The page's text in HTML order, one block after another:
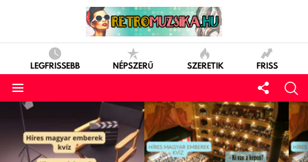
LEGFRISSEBB NÉPSZERŰ SZERETIK FRISS
LATEST
STORIES